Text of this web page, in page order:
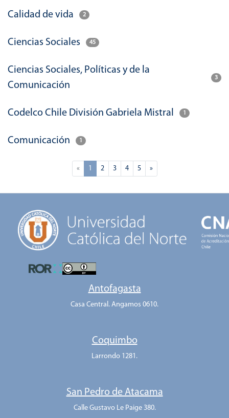
Calidad de vida 2
Ciencias Sociales 45
Ciencias Sociales, Políticas y de la
Comunicación
3
Codelco Chile División Gabriela Mistral 1
Comunicación 1
« 1 (current)
2 3 4 5 »
Antofagasta
Casa Central. Angamos 0610.
Coquimbo
Larrondo 1281.
San Pedro de Atacama
Calle Gustavo Le Paige 380.